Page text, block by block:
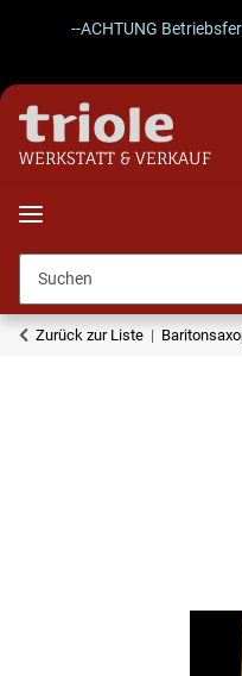
--ACHTUNG
WERKSTATT & VERKAUF
Zurück zur Liste